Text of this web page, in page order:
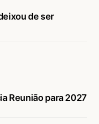
de ser
Reunião para 2027